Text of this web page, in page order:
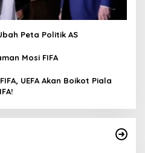
Peta Politik AS
Mosi FIFA
UEFA Akan Boikot Piala